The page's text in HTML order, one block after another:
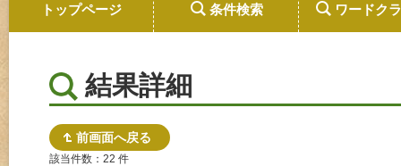
トップページ 条件検索 ワードク
結果詳細
前画面へ戻る
該当件数：22 件